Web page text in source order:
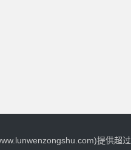
提供超过